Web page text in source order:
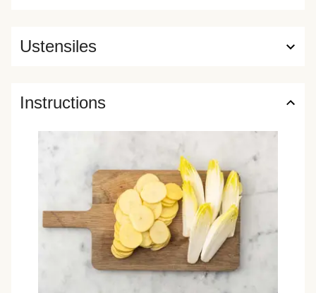
Ustensiles
Instructions